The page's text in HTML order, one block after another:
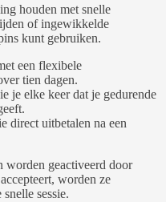
houden met snelle
of ingewikkelde
kunt gebruiken.
een flexibele
tien dagen.
je elke keer dat je gedurende
direct uitbetalen na een
worden geactiveerd door
worden ze
sessie.